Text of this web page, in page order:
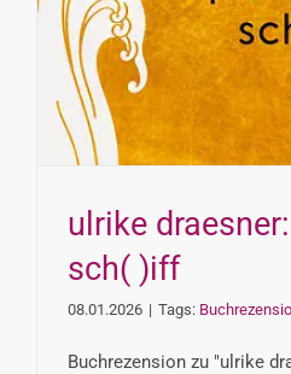
ulrike
sch( )iff
08.01.2026 | Tags:
Buchrezension zu "ulrike